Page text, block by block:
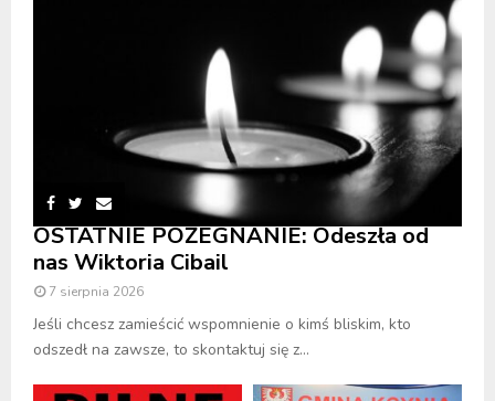
OSTATNIE POŻEGNANIE: Odeszła od
nas Wiktoria Cibail
7 sierpnia 2026
Jeśli chcesz zamieścić wspomnienie o kimś bliskim, kto
odszedł na zawsze, to skontaktuj się z...